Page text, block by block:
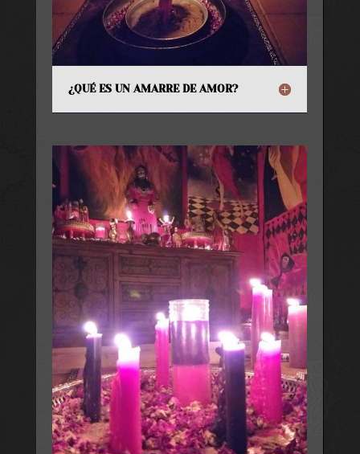
¿QUÉ ES UN AMARRE DE AMOR?